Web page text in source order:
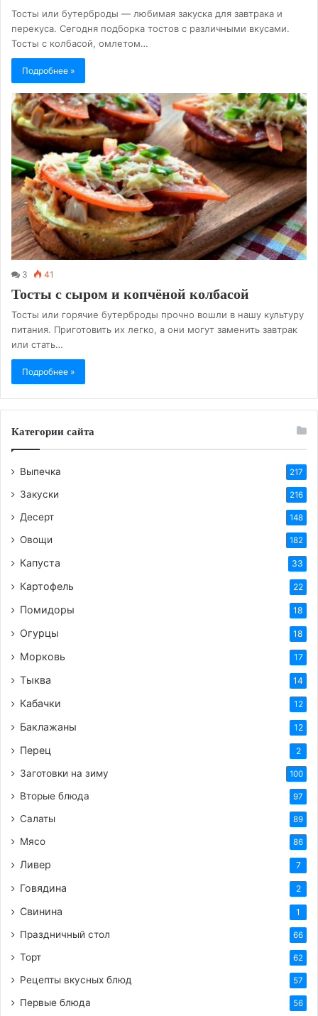
Тосты или бутерброды — любимая закуска для завтрака и
перекуса. Сегодня подборка тостов с различными вкусами.
Тосты с колбасой, омлетом…
Подробнее »
3 41
Тосты с сыром и копчёной колбасой
Тосты или горячие бутерброды прочно вошли в нашу культуру
питания. Приготовить их легко, а они могут заменить завтрак
или стать…
Подробнее »
Категории сайта
Выпечка 217
Закуски 216
Десерт 148
Овощи 182
Капуста 33
Картофель 22
Помидоры 18
Огурцы 18
Морковь 17
Тыква 14
Кабачки 12
Баклажаны 12
Перец 2
Заготовки на зиму 100
Вторые блюда 97
Салаты 89
Мясо 86
Ливер 7
Говядина 2
Свинина 1
Праздничный стол 66
Торт 62
Рецепты вкусных блюд 57
Первые блюда 56